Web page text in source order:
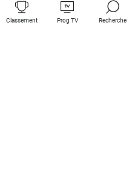
Classement Prog TV Recherche